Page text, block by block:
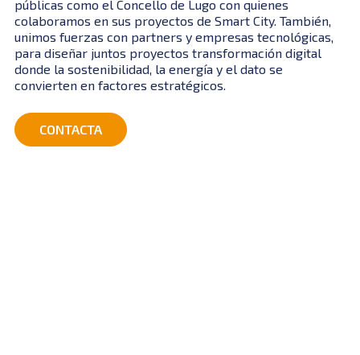
públicas como el Concello de Lugo con quienes
colaboramos en sus proyectos de Smart City. También,
unimos fuerzas con partners y empresas tecnológicas,
para diseñar juntos proyectos transformación digital
donde la sostenibilidad, la energía y el dato se
convierten en factores estratégicos.
CONTACTA